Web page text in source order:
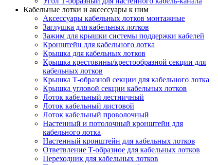
Кабельные лотки и аксессуары к ним
Аксессуары кабельных лотков монтажные
Заглушка для кабельных лотков
Зажим для крышки системы поддержки кабелей
Кронштейн для кабельного лотка
Крышка для кабельных лотков
Крышка крестовины/крестообразной секции для
кабельных лотков
Крышка Т-образной секции для кабельного лотка
Крышка угловой секции кабельных лотков
Лоток кабельный лестничный
Лоток кабельный листовой
Лоток кабельный проволочный
Настенный и потолочный кронштейн для
кабельного лотка
Настенный кронштейн для кабельных лотков
Ответвление Т-образное для кабельных лотков
Переходник для кабельных лотков